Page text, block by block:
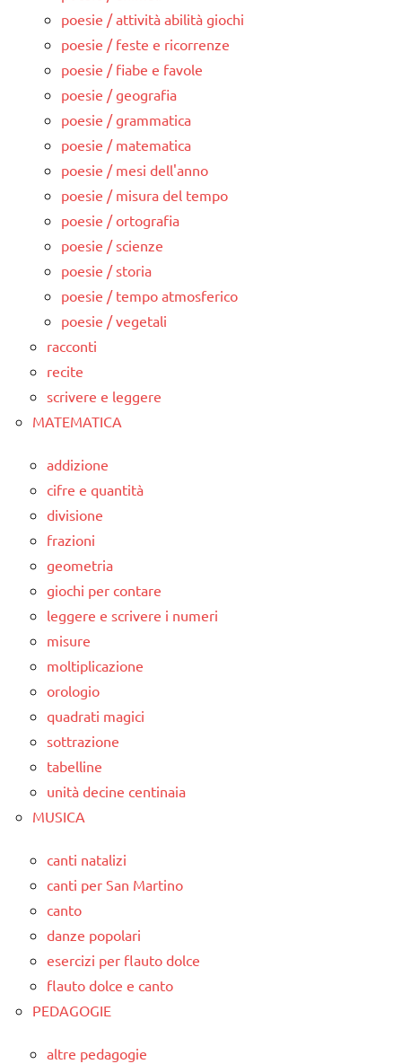
poesie / attività abilità giochi
poesie / feste e ricorrenze
poesie / fiabe e favole
poesie / geografia
poesie / grammatica
poesie / matematica
poesie / mesi dell'anno
poesie / misura del tempo
poesie / ortografia
poesie / scienze
poesie / storia
poesie / tempo atmosferico
poesie / vegetali
racconti
recite
scrivere e leggere
MATEMATICA
addizione
cifre e quantità
divisione
frazioni
geometria
giochi per contare
leggere e scrivere i numeri
misure
moltiplicazione
orologio
quadrati magici
sottrazione
tabelline
unità decine centinaia
MUSICA
canti natalizi
canti per San Martino
canto
danze popolari
esercizi per flauto dolce
flauto dolce e canto
PEDAGOGIE
altre pedagogie